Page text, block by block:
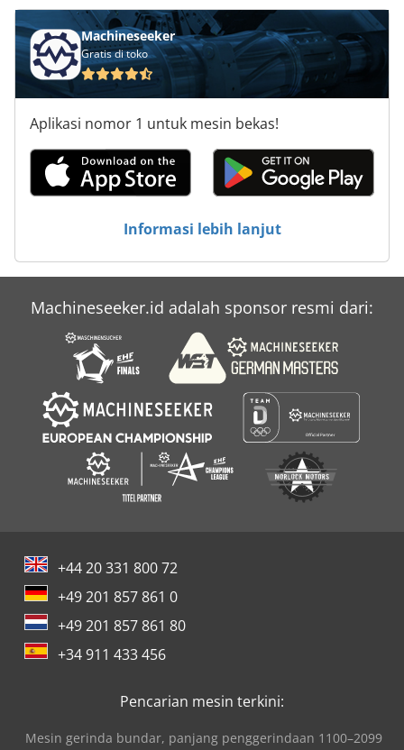
Machineseeker
Gratis di toko
Aplikasi nomor 1 untuk mesin bekas!
Informasi lebih lanjut
Machineseeker.id adalah sponsor resmi dari:
+44 20 331 800 72
+49 201 857 861 0
+49 201 857 861 80
+34 911 433 456
Pencarian mesin terkini:
Mesin gerinda bundar, panjang penggerindaan 1100–2099